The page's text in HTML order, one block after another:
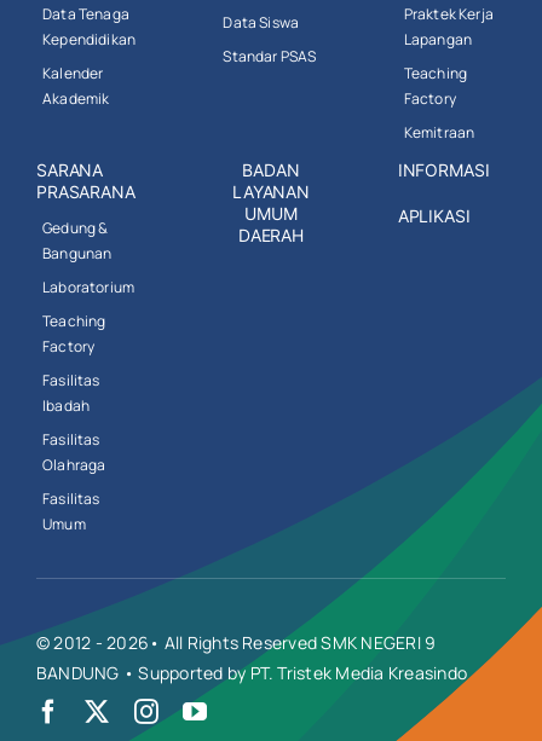
Data Tenaga
Kependidikan
Kalender
Akademik
Data Siswa
Standar PSAS
Praktek Kerja
Lapangan
Teaching
Factory
Kemitraan
SARANA
PRASARANA
Gedung &
Bangunan
Laboratorium
Teaching
Factory
Fasilitas
Ibadah
Fasilitas
Olahraga
Fasilitas
Umum
BADAN
LAYANAN
UMUM
DAERAH
INFORMASI
APLIKASI
© 2012 - 2026• All Rights Reserved SMK NEGERI 9
BANDUNG • Supported by PT. Tristek Media Kreasindo